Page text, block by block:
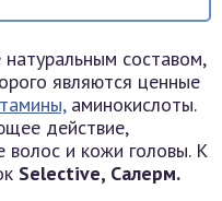
составом,
являются ценные
аминокислоты.
действие,
волос и кожи головы. К
Selective, Салерм.